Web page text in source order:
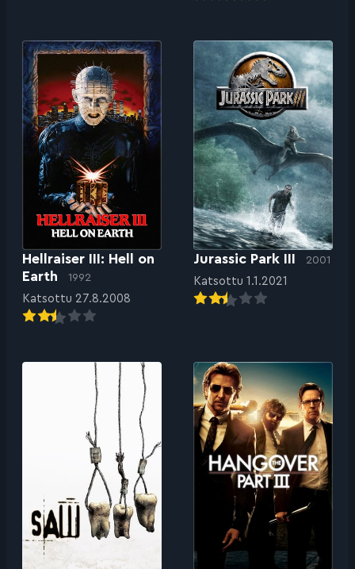
Hellraiser III: Hell on
Earth
1992
Katsottu 27.8.2008
Jurassic Park III 2001
Katsottu 1.1.2021